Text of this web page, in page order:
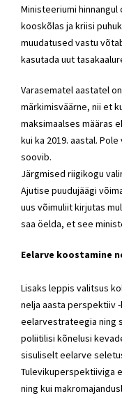
Ministeeriumi
kooskõlas ja kriisi
muudatused vastu
kasutada uut
Varasematel aastatel
märkimisväärne, nii et
maksimaalses määras
kui ka 2019. aastal.
soovib.
Järgmised riigikogu
Ajutise puudujäägi
uus võimuliit kirjutas
saa öelda, et see
Eelarve koostamine
Lisaks leppis valitsus
nelja aasta perspektiiv
eelarvestrateegia ning
poliitilisi kõnelusi
sisuliselt eelarve
Tulevikuperspektiiviga
ning kui